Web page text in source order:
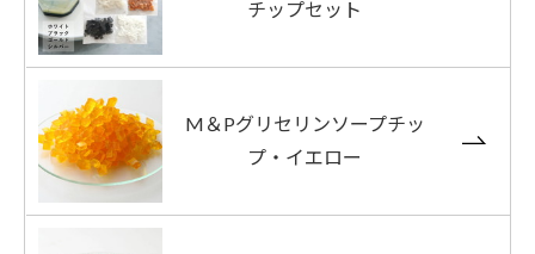
チップセット
M＆Pグリセリンソープチッ
プ・イエロー